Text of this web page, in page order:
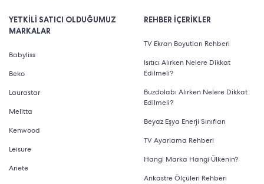
YETKİLİ SATICI OLDUĞUMUZ
MARKALAR
Babyliss
Beko
Laurastar
Melitta
Kenwood
Leisure
Ariete
REHBER İÇERİKLER
TV Ekran Boyutları Rehberi
Isıtıcı Alırken Nelere Dikkat
Edilmeli?
Buzdolabı Alırken Nelere Dikkat
Edilmeli?
Beyaz Eşya Enerji Sınıfları
TV Ayarlama Rehberi
Hangi Marka Hangi Ülkenin?
Ankastre Ölçüleri Rehberi